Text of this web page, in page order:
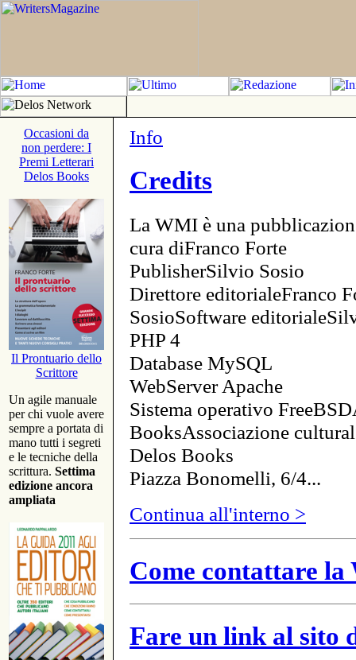
Occasioni da
non perdere: I
Premi Letterari
Delos Books
Il Prontuario dello
Scrittore
Un agile manuale
per chi vuole avere
sempre a portata di
mano tutti i segreti
e le tecniche della
scrittura. Settima
edizione ancora
ampliata
Info
Credits
La WMI è una
cura diFranco Forte
PublisherSilvio Sosio
Direttore editorialeFranco
SosioSoftware
PHP 4
Database MySQL
WebServer Apache
Sistema operativo
BooksAssociazione
Delos Books
Piazza Bonomelli, 6/4...
Continua all'interno >
Come contattare
Fare un link al sito